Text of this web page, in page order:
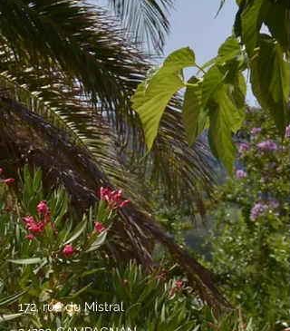
172, rue du Mistral